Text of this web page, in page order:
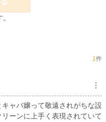
1件
︙
ャバ嬢って敬遠されがちな設
ーンに上手く表現されていて